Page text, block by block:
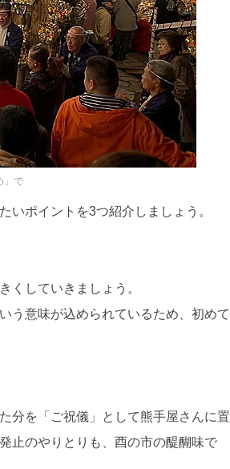
」で
いポイントを3つ紹介しましょう。
くしていきましょう。
意味が込められているため、初めて
分を「ご祝儀」として熊手屋さんに置
止のやりとりも、酉の市の醍醐味で